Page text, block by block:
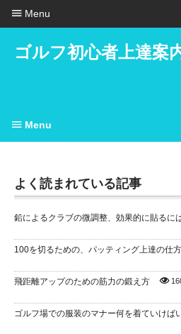
ゴルフ初心者上達案
よく読まれている記事
鉛によるクラブの微調整、効果的に貼るに
100を切るための、パッティング上達の仕方
飛距離アップのための筋力の鍛え方
ゴルフ場での服装のマナー何を着ていけば
Menu
Menu